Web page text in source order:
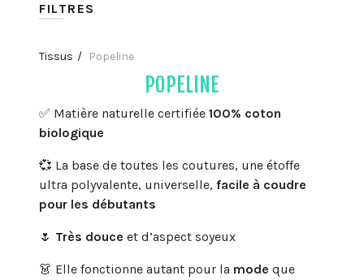
FILTRES
Tissus Popeline
POPELINE
✅ Matière naturelle certifiée 100% coton
biologique
💞 La base de toutes les coutures, une étoffe
ultra polyvalente, universelle, facile à coudre
pour les débutants
🌷 Très douce et d’aspect soyeux
👗 Elle fonctionne autant pour la mode que